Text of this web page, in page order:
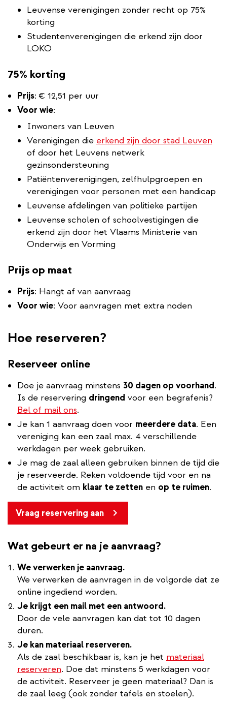
Leuvense verenigingen zonder recht op 75%
korting
Studentenverenigingen die erkend zijn door
LOKO
75% korting
Prijs: € 12,51 per uur
Voor wie:
Inwoners van Leuven
Verenigingen die erkend zijn door stad Leuven
of door het Leuvens netwerk
gezinsondersteuning
Patiëntenverenigingen, zelfhulpgroepen en
verenigingen voor personen met een handicap
Leuvense afdelingen van politieke partijen
Leuvense scholen of schoolvestigingen die
erkend zijn door het Vlaams Ministerie van
Onderwijs en Vorming
Prijs op maat
Prijs: Hangt af van aanvraag
Voor wie: Voor aanvragen met extra noden
Hoe reserveren?
Reserveer online
Doe je aanvraag minstens 30 dagen op voorhand.
Is de reservering dringend voor een begrafenis?
Bel of mail ons.
Je kan 1 aanvraag doen voor meerdere data. Een
vereniging kan een zaal max. 4 verschillende
werkdagen per week gebruiken.
Je mag de zaalalleen gebruiken binnen de tijd die
je reserveerde. Reken voldoende tijd voor en na
de activiteit om klaar te zetten en op te ruimen.
Vraag reservering aan
Wat gebeurt er na je aanvraag?
We verwerken je aanvraag.
We verwerken de aanvragen in de volgorde dat ze
online ingediend worden.
Je krijgt een mail met een antwoord.
Door de vele aanvragen kan dat tot 10 dagen
duren.
Je kan materiaal reserveren.
Als de zaal beschikbaar is, kan je het materiaal
reserveren. Doe dat minstens 5 werkdagen voor
de activiteit. Reserveer je geen materiaal? Dan is
de zaal leeg (ook zonder tafels en stoelen).